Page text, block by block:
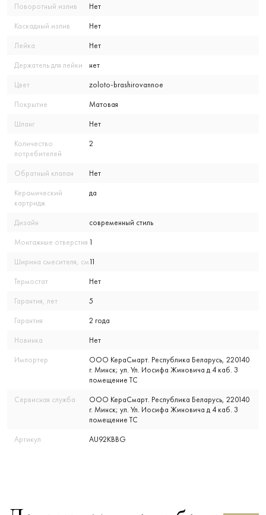
Поворотный излив Нет
Каскадный излив Нет
Лейка Нет
Держатель для лейки нет
Цвет zoloto-brashirovannoe
Покрытие Матовая
Шланг Нет
Количество
потребителей
2
Обратный клапан Нет
Керамический
картридж
да
Дизайн современный стиль
Монтажные отверстия 1
Ширина смесителя, см11
Термостат Нет
Гарантия, лет 5
Гарантия 2 года
Новинка Нет
Импортер
ООО КераСмарт. Республика Беларусь, 220140
г. Минск; ул. Ул. Иосифа Жиновича д 4 каб. 3
помещение ТС
Сервисная служба
ООО КераСмарт. Республика Беларусь, 220140
г. Минск; ул. Ул. Иосифа Жиновича д 4 каб. 3
помещение ТС
Артикул AU92KBBG